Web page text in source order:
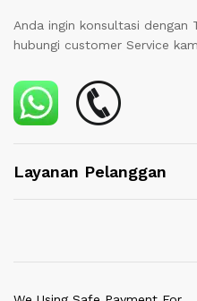
Anda ingin konsultasi dengan
hubungi customer Service
Layanan Pelanggan